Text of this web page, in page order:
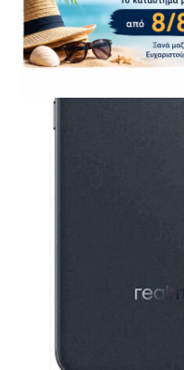
CASE FANS
LIQUID COOLERS
ΕΙΚΟΝΑ-ΗΧΟΣ